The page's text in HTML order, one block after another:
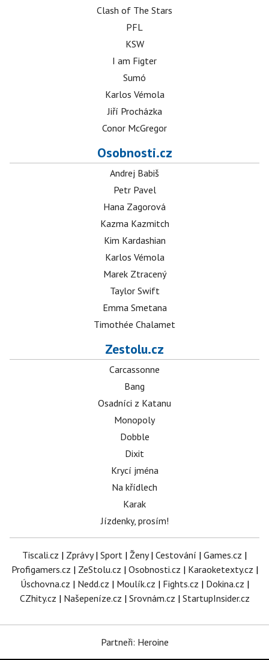
Clash of The Stars
PFL
KSW
I am Figter
Sumó
Karlos Vémola
Jiří Procházka
Conor McGregor
Osobnosti.cz
Andrej Babiš
Petr Pavel
Hana Zagorová
Kazma Kazmitch
Kim Kardashian
Karlos Vémola
Marek Ztracený
Taylor Swift
Emma Smetana
Timothée Chalamet
Zestolu.cz
Carcassonne
Bang
Osadníci z Katanu
Monopoly
Dobble
Dixit
Krycí jména
Na křídlech
Karak
Jízdenky, prosím!
Tiscali.cz | Zprávy| Sport | Ženy| Cestování | Games.cz |
Profigamers.cz | ZeStolu.cz | Osobnosti.cz | Karaoketexty.cz |
Úschovna.cz | Nedd.cz | Moulík.cz | Fights.cz | Dokina.cz |
CZhity.cz | Našepeníze.cz | Srovnám.cz | StartupInsider.cz
Partneři: Heroine